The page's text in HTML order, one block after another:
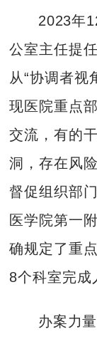
2023年
公室主任提
从“协调者视
现医院重点
交流，有的
洞，存在风
督促组织部
医学院第一
确规定了重
8个科室完成
办案力